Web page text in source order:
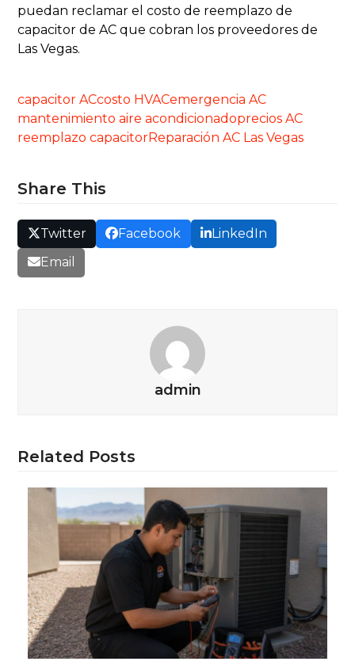
puedan reclamar el costo de reemplazo de
capacitor de AC que cobran los proveedores de
Las Vegas.
capacitor ACcosto HVACemergencia AC
mantenimiento aire acondicionadoprecios AC
reemplazo capacitorReparación AC Las Vegas
Share This
Twitter Facebook
LinkedIn
Email
admin
Related Posts